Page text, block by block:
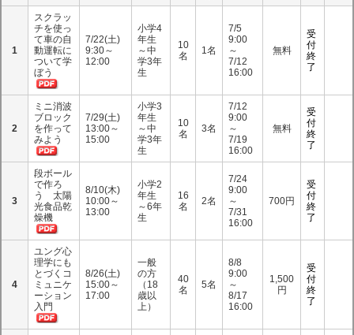
1
スクラッ
チを使っ
て車の自
動運転に
ついて学
ぼう
7/22(土)
9:30～
12:00
小学4
年生
～中
学3年
生
10
名
1名
7/5
9:00
～
7/12
16:00
無料
受
付
終
了
2
ミニ消波
ブロック
を作って
みよう
7/29(土)
13:00～
15:00
小学3
年生
～中
学3年
生
10
名
3名
7/12
9:00
～
7/19
16:00
無料
受
付
終
了
3
段ボール
で作ろ
う 太陽
光食品乾
燥機
8/10(木)
10:00～
13:00
小学2
年生
～6年
生
16
名
2名
7/24
9:00
～
7/31
16:00
700円
受
付
終
了
4
ユング心
理学にも
とづくコ
ミュニケ
ーション
入門
8/26(土)
15:00～
17:00
一般
の方
（18
歳以
上）
40
名
5名
8/8
9:00
～
8/17
16:00
1,500
円
受
付
終
了